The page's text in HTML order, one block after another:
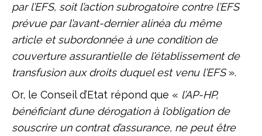
par l’EFS, soit l’action subrogatoire contre l’EFS
prévue par l’avant-dernier alinéa du même
article et subordonnée à une condition de
couverture assurantielle de l’établissement de
transfusion aux droits duquel est venu l’EFS».
Or, le Conseil d’Etat répond que « l’AP-HP,
bénéficiant d’une dérogation à l’obligation de
souscrire un contrat d’assurance, ne peut être